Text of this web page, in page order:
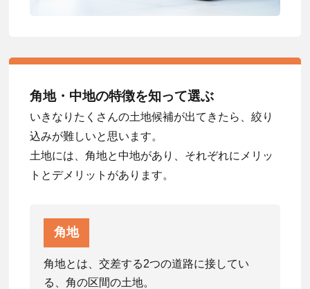
角地・中地の特徴を知って選ぶ
いきなりたくさんの土地候補が出てきたら、絞り
込みが難しいと思います。
土地には、角地と中地があり、それぞれにメリッ
トとデメリットがあります。
角地
角地とは、交差する2つの道路に接してい
る、角の区間の土地。